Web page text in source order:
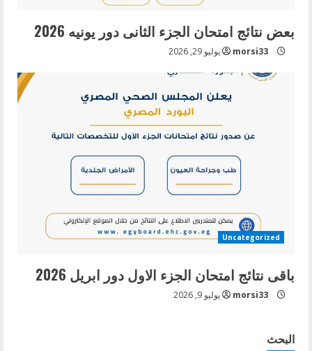
بعض نتائج امتحان الجزء الثانى دور يونيه 2026
morsi33 يوليو 29, 2026
Uncategorized
باقى نتائج امتحان الجزء الاول دور ابريل 2026
morsi33 يوليو 9, 2026
البحث